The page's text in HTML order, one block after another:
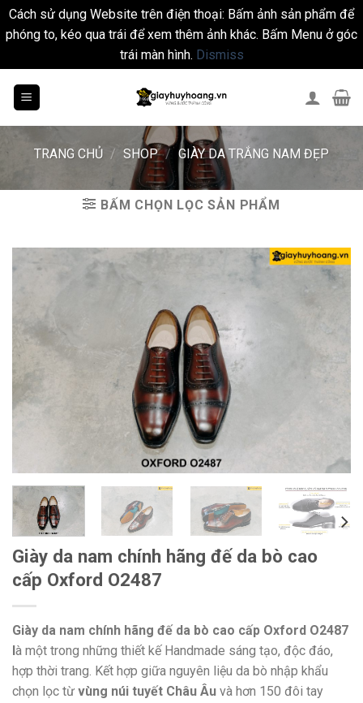
Cách sử dụng Website trên điện thoại: Bấm ảnh sản phẩm để
phóng to, kéo qua trái để xem thêm ảnh khác. Bấm Menu ở góc
trái màn hình. Dismiss
TRANG CHỦ / SHOP / GIÀY DA TRẮNG NAM ĐẸP
BẤM CHỌN LỌC SẢN PHẨM
Giày da nam chính hãng đế da bò cao
cấp Oxford O2487
Giày da nam chính hãng đế da bò cao cấp Oxford O2487
à một trong những thiết kế Handmade sáng tạo, độc đáo,
hợp thời trang. Kết hợp giữa nguyên liệu da bò nhập khẩu
chọn lọc từ vùng núi tuyết Châu Âu và hơn 150 đôi tay